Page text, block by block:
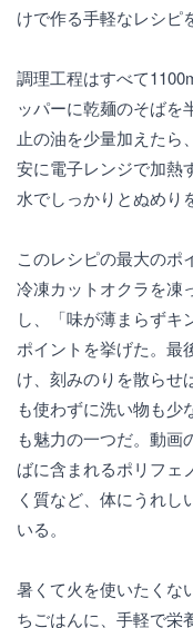
けで作る手軽なレシピ
調理工程はすべて
ッパーに乾麺のそばを
止の油を少量加えたら
安に電子レンジで加熱
水でしっかりとぬめり
このレシピの最大のポ
冷凍カットオクラを凍
し、「味が薄まらずキ
ポイントを挙げた。最
け、刻みのりを散らせ
も使わずに洗い物も少
も魅力の一つだ。動画
ばに含まれるポリフェ
く質など、体にうれし
いる。
暑くて火を使いたくな
ちごはんに、手軽で栄